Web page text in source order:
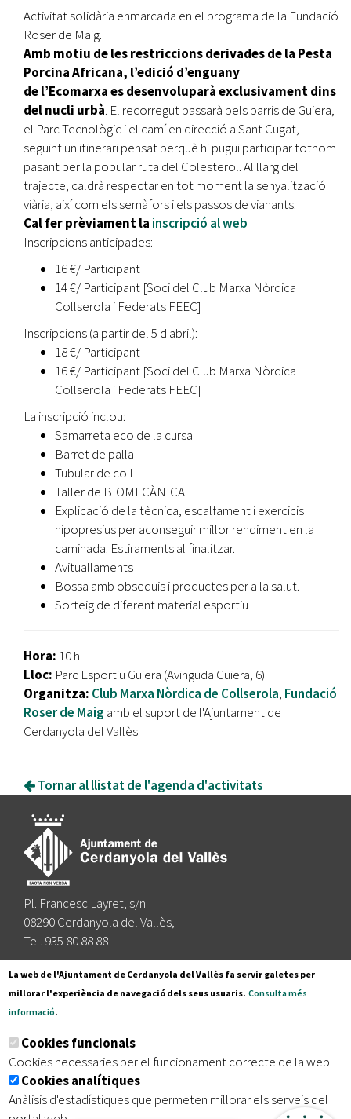
Activitat solidària enmarcada en el programa de la Fundació
Roser de Maig.
Amb motiu de les restriccions derivades de la Pesta
Porcina Africana, l’edició d’enguany
de l’Ecomarxa es desenvoluparà exclusivament dins
del nucli urbà. El recorregut passarà pels barris de Guiera,
el Parc Tecnològic i el camí en direcció a Sant Cugat,
seguint un itinerari pensat perquè hi pugui participar tothom
pasant per la popular ruta del Colesterol. Al llarg del
trajecte, caldrà respectar en tot moment la senyalització
viària, així com els semàfors i els passos de vianants.
Cal fer prèviament la inscripció al web
Inscripcions anticipades:​
16 €/ Participant
14 €/ Participant [Soci del Club Marxa Nòrdica
Collserola i Federats FEEC]
​Inscripcions (a partir del 5 d'abril):​
18 €/ Participant
16 €/ Participant [Soci del Club Marxa Nòrdica
Collserola i Federats FEEC]
​La inscripció inclou:
Samarreta eco de la cursa
Barret de palla
Tubular de coll
Taller de BIOMECÀNICA
Explicació de la tècnica, escalfament i exercicis
hipopresius per aconseguir millor rendiment en la
caminada. Estiraments al finalitzar.
Avituallaments
Bossa amb obsequis i productes per a la salut.
Sorteig de diferent material esportiu
Hora: 10 h
Lloc: Parc Esportiu Guiera (Avinguda Guiera, 6)
Organitza: Club Marxa Nòrdica de Collserola, Fundació
Roser de Maig amb el suport de l'Ajuntament de
Cerdanyola del Vallès
Tornar al llistat de l'agenda d'activitats
Pl. Francesc Layret, s/n
08290 Cerdanyola del Vallès,
Tel. 935 80 88 88
Segueix-nos a:
Subscriu-te al nostre butlletí
Inici | Avís legal | Protecció de dades
| Accessibilitat
La web de l'Ajuntament de Cerdanyola del Vallès fa servir galetes per
millorar l'experiència de navegació dels seus usuaris. Consulta més
informació.
Cookies funcionals
Cookies necessaries per el funcionament correcte de la web
Cookies analítiques
Anàlisis d'estadístiques que permeten millorar els serveis del